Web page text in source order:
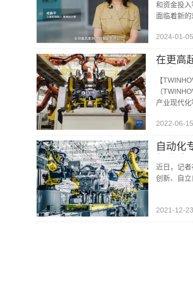
和资金投
面临着新的
2024-01-
在更高
【
（
产业现代
2022-06-
自动化
近日，记者
创新、自立
2021-12-